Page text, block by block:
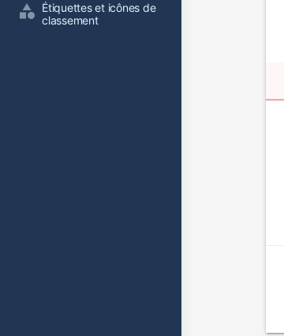
Étiquettes et icônes de
classement